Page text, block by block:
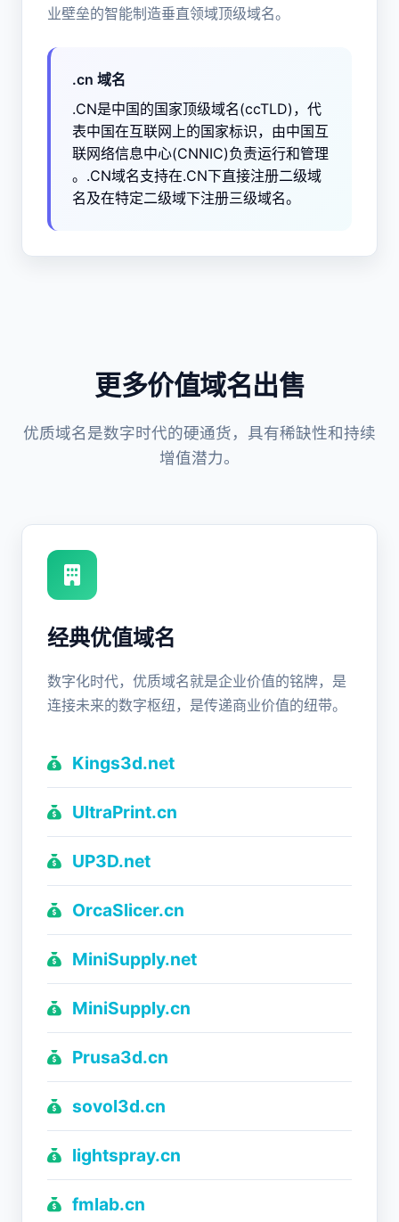
业壁垒的智能制造垂直领域顶级域名。
.cn 域名
.CN是中国的国家顶级域名(ccTLD)，代
表中国在互联网上的国家标识，由中国互
联网络信息中心(CNNIC)负责运行和管理
。.CN域名支持在.CN下直接注册二级域
名及在特定二级域下注册三级域名。
更多价值域名出售
优质域名是数字时代的硬通货，具有稀缺性和持续
增值潜力。
经典优值域名
数字化时代，优质域名就是企业价值的铭牌，是
连接未来的数字枢纽，是传递商业价值的纽带。
Kings3d.net
UltraPrint.cn
UP3D.net
OrcaSlicer.cn
MiniSupply.net
MiniSupply.cn
Prusa3d.cn
sovol3d.cn
lightspray.cn
fmlab.cn